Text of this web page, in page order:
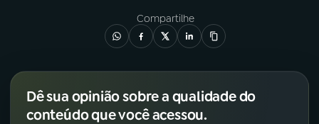
Compartilhe
Dê sua opinião sobre a qualidade do
conteúdo que você acessou.